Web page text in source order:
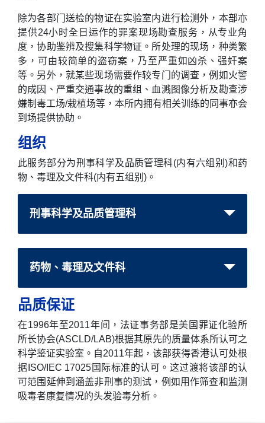
除为各部门送检的物证在实验室内进行检测外，本部亦
提供24小时全日运作的罪案现场勘查服务，从专业角
度，协助鉴辨及搜集科学物证。所处理的现场，种类繁
多，可由较简单的盗窃案，乃至严重如凶杀、强奸案
等。另外，就某些现场需要作较专门的调查，例如火警
的成因、严重交通事故的重组、血溅图像分析及勘查涉
嫌制毒工场/栽植场等，本所内拥有相关训练的同事亦会
到场提供协助。
组织
此服务部分为刑事科学及品质管理科(内有六组别)和药
物、毒理及文件科(内有五组别)。
刑事科学及品质管理科
药物、毒理及文件科
品质保证
在1996年至2011年间，法证事务部是美国罪证化验所
所长协会(ASCLD/LAB)根据其原先的质量体系所认可之
科学鉴证实验室。自2011年起，该部获得香港认可处根
据ISO/IEC 17025国际标准的认可。这过渡将该部的认
可范围延伸到涵盖非刑事的测试，例如用作筛查和监测
吸毒者康复情况的头发验毒分析。